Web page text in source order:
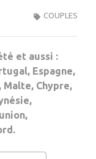
COUPLES
et aussi :
Espagne,
Malte, Chypre,